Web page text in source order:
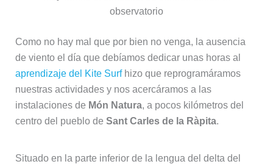
observatorio
Como no hay mal que por bien no venga, la ausencia
de viento el día que debíamos dedicar unas horas al
aprendizaje del Kite Surfhizo que reprogramáramos
nuestras actividades y nos acercáramos a las
instalaciones de Món Natura, a pocos kilómetros del
centro del pueblo de Sant Carles de la Ràpita.
Situado en la parte inferior de la lengua del delta del